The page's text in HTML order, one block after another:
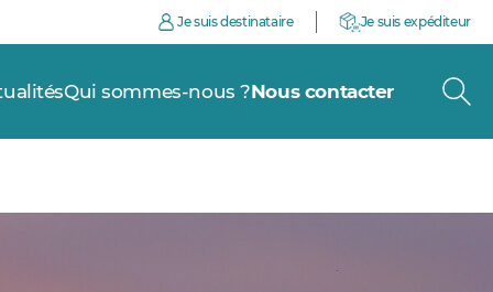
Je suis destinataire Je suis expéditeur
Qui sommes-nous ? Nous contacter